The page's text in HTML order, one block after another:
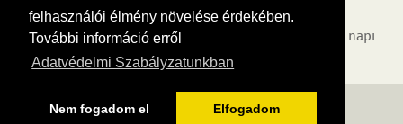
felhasználói élmény növelése érdekében.
További információ erről
Adatvédelmi Szabályzatunkban
Nem fogadom el Elfogadom
Tudj meg többet városodról! Hírek, programok, képek, napi
menü, cégek…. és minden, ami Tatabánya
MÉDIAAJÁNLÓ ADATVÉDELEM IMPRESSZUM RÓLUNK